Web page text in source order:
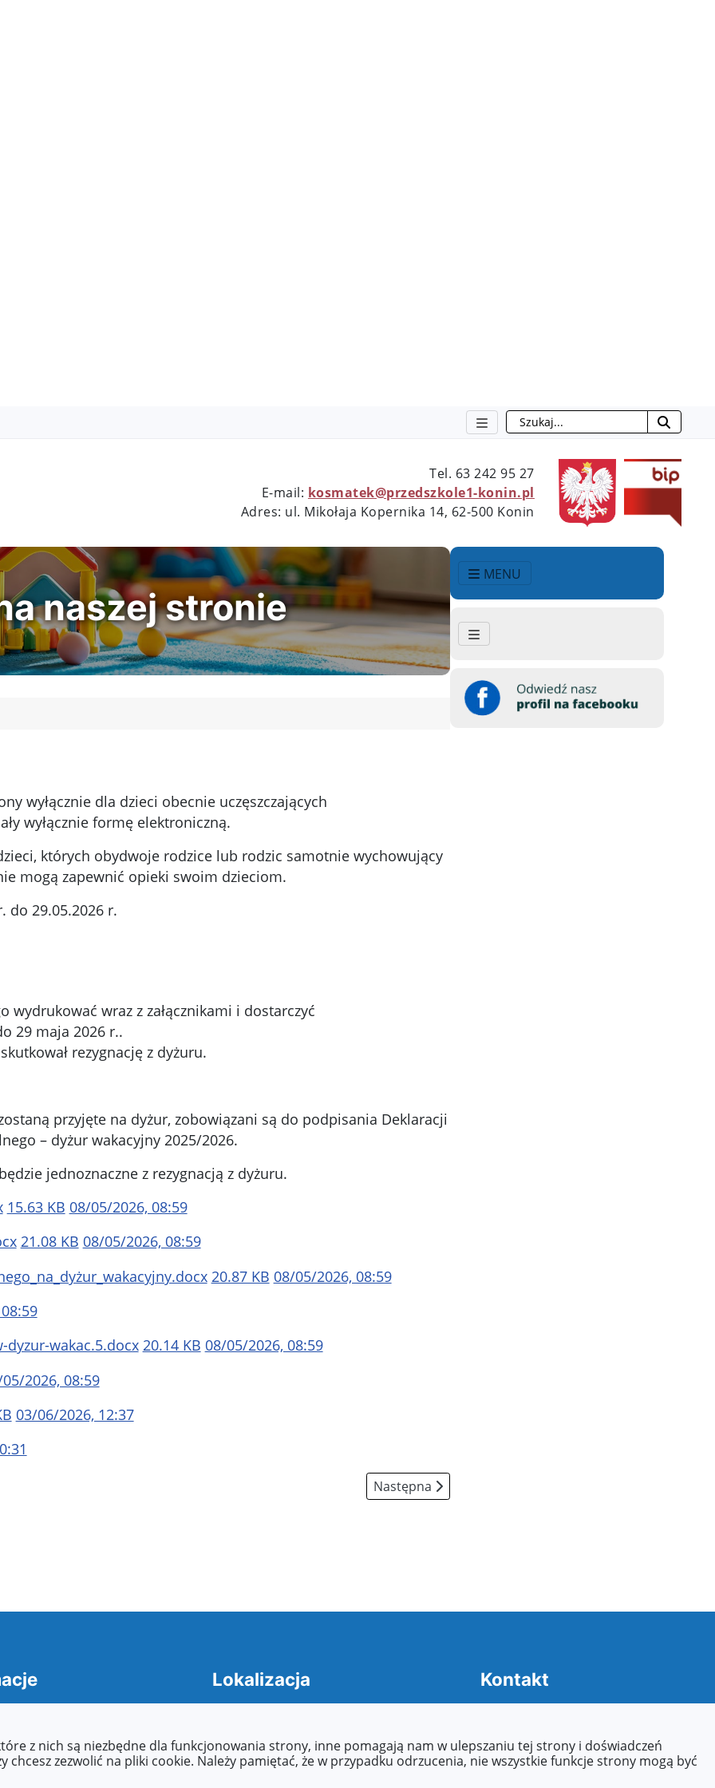
Szukaj
Tel. 63 242 95 27
E-mail: kosmatek@przedszkole1-konin.pl
Adres: ul. Mikołaja Kopernika 14, 62-500 Konin
MENU
naszej stronie
wyłącznie dla dzieci obecnie uczęszczających
wyłącznie formę elektroniczną.
których obydwoje rodzice lub rodzic samotnie wychowujący
mogą zapewnić opieki swoim dzieciom.
do 29.05.2026 r.
wydrukować wraz z załącznikami i dostarczyć
29 maja 2026 r..
rezygnację z dyżuru.
przyjęte na dyżur, zobowiązani są do podpisania Deklaracji
– dyżur wakacyjny 2025/2026.
jednoznaczne z rezygnacją z dyżuru.
15.63 KB 08/05/2026, 08:59
21.08 KB 08/05/2026, 08:59
20.87 KB 08/05/2026, 08:59
wakac.5.docx 20.14 KB 08/05/2026, 08:59
2026, 08:59
03/06/2026, 12:37
Następna strona: Rekrutacja 2026/2027
Następna
to read, Tekst
maszynowo, raporty,
Lokalizacja
62-500 Konin
Kontakt
E-mail:kosmatek@przedszkole1-
z nich są niezbędne dla funkcjonowania strony, inne pomagają nam w ulepszaniu tej strony i doświadczeń
chcesz zezwolić na pliki cookie. Należy pamiętać, że w przypadku odrzucenia, nie wszystkie funkcje strony mogą być